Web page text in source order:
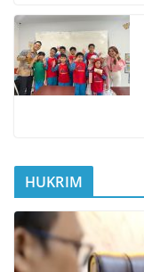
HUKRIM